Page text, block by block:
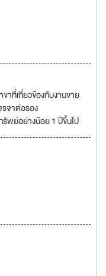
ที่เกี่ยวข้องกับงานขาย
รจาต่อรอง
พย์อย่างน้อย 1 ปีขึ้นไป